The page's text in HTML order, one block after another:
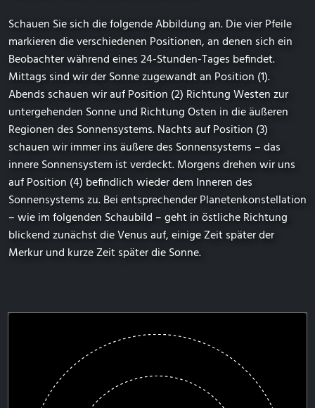
Schauen Sie sich die folgende Abbildung an. Die vier Pfeile
markieren die verschiedenen Positionen, an denen sich ein
Beobachter während eines 24-Stunden-Tages befindet.
Mittags sind wir der Sonne zugewandt an Position (1).
Abends schauen wir auf Position (2) Richtung Westen zur
untergehenden Sonne und Richtung Osten in die äußeren
Regionen des Sonnensystems. Nachts auf Position (3)
schauen wir immer ins äußere des Sonnensystems – das
innere Sonnensystem ist verdeckt. Morgens drehen wir uns
auf Position (4) befindlich wieder dem Inneren des
Sonnensystems zu. Bei entsprechender Planetenkonstellation
– wie im folgenden Schaubild – geht in östliche Richtung
blickend zunächst die Venus auf, einige Zeit später der
Merkur und kurze Zeit später die Sonne.